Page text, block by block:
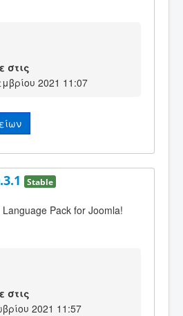
στις
2021 11:07
Stable
Pack for Joomla!
στις
2021 11:57